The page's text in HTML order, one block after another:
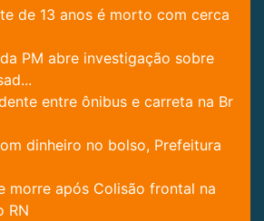
de 13 anos é morto com cerca
PM abre investigação sobre
entre ônibus e carreta na Br
dinheiro no bolso, Prefeitura
morre após Colisão frontal na
RN